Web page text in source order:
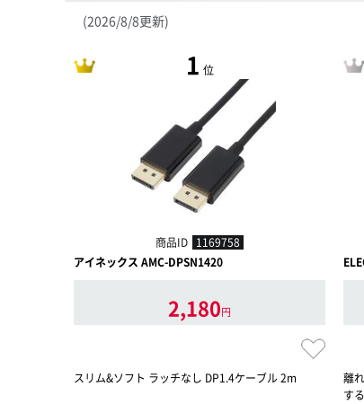
(2026/8/8更新)
1 位
商品ID 1169758
アイネックス AMC-DPSN1420
2,180円
スリム&ソフト ラッチなし DP1.4ケーブル 2m
離
す